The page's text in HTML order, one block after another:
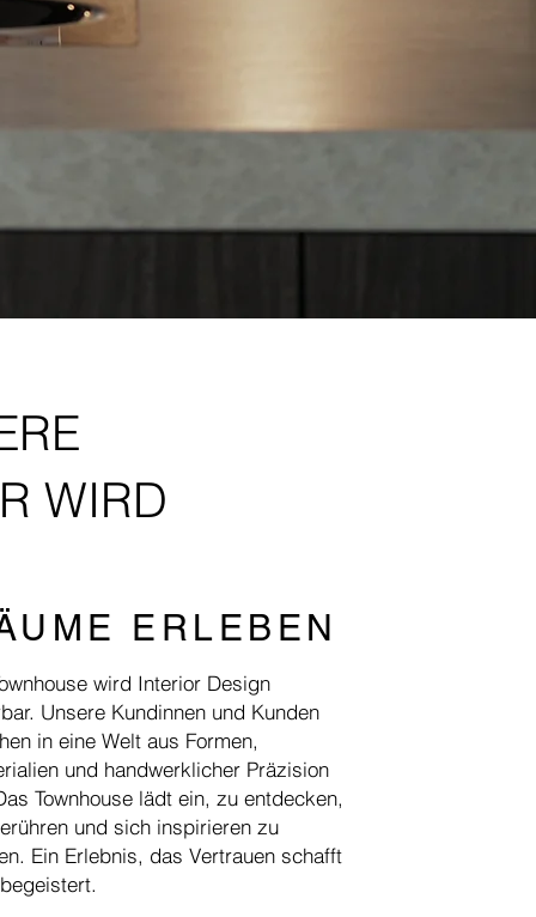
WIRD
ERLEBEN
wird Interior Design
Unsere Kundinnen und Kunden
in eine Welt aus Formen,
und handwerklicher Präzision
Townhouse lädt ein, zu entdecken,
und sich inspirieren zu
Ein Erlebnis, das Vertrauen schafft